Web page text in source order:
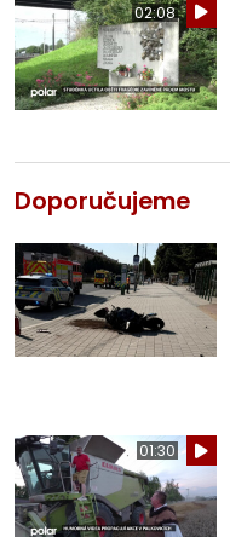
02:08
Doporučujeme
01:30